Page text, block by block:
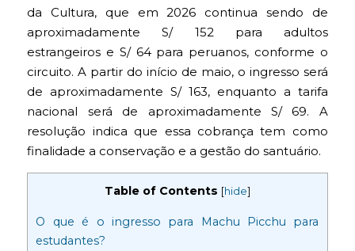
da Cultura, que em 2026 continua sendo de
aproximadamente S/ 152 para adultos
estrangeiros e S/ 64 para peruanos, conforme o
circuito. A partir do início de maio, o ingresso será
de aproximadamente S/ 163, enquanto a tarifa
nacional será de aproximadamente S/ 69. A
resolução indica que essa cobrança tem como
finalidade a conservação e a gestão do santuário.
Table of Contents [hide]
O que é o ingresso para Machu Picchu para
estudantes?